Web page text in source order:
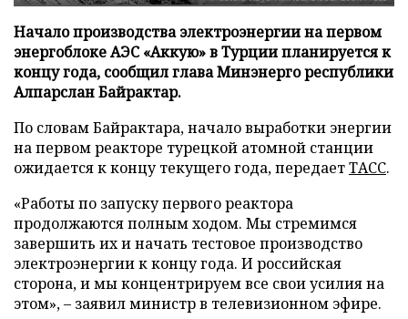
Начало производства электроэнергии на первом
энергоблоке АЭС «Аккую» в Турции планируется к
концу года, сообщил глава Минэнерго республики
Алпарслан Байрактар.
По словам Байрактара, начало выработки энергии
на первом реакторе турецкой атомной станции
ожидается к концу текущего года, передаетТАСС.
«Работы по запуску первого реактора
продолжаются полным ходом. Мы стремимся
завершить их и начать тестовое производство
электроэнергии к концу года. И российская
сторона, и мы концентрируем все свои усилия на
этом», – заявил министр в телевизионном эфире.